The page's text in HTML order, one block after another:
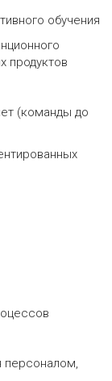
обучения
продуктов
(команды до
персоналом,